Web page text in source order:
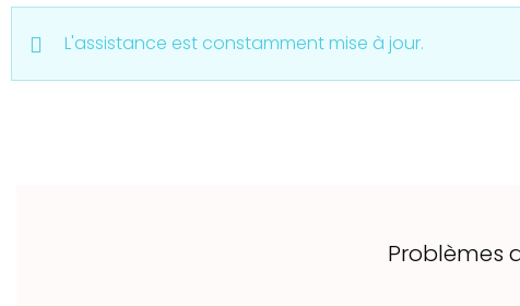
L'assistance est constamment mise à jour.
Problèmes